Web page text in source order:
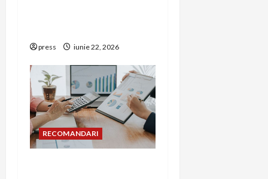
press iunie 22, 2026
RECOMANDARI